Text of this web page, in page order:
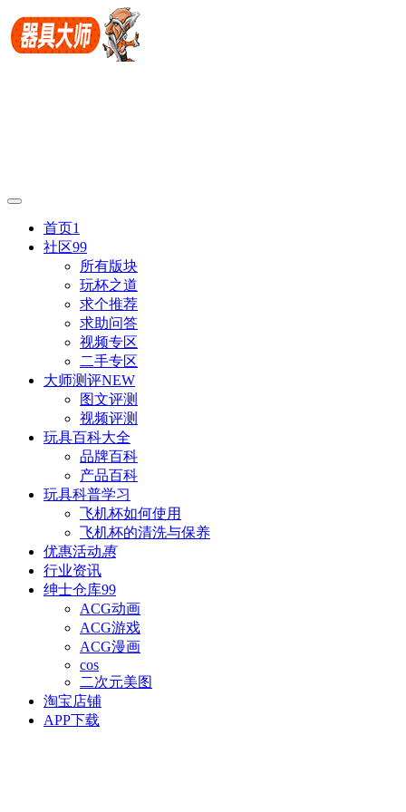
首页1
社区99
所有版块
玩杯之道
求个推荐
求助问答
视频专区
二手专区
大师测评NEW
图文评测
视频评测
玩具百科大全
品牌百科
产品百科
玩具科普学习
飞机杯如何使用
飞机杯的清洗与保养
优惠活动惠
行业资讯
绅士仓库99
ACG动画
ACG游戏
ACG漫画
cos
二次元美图
淘宝店铺
APP下载